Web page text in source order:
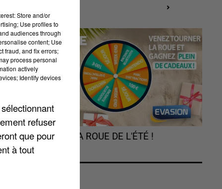
TOURNEZ LA ROUE DE L'ÉTÉ !
Store and/or
Use profiles to
audiences through
content; Use
fraud, and fix errors;
process personal
actively
Identify devices
refuser
que pour
à tout